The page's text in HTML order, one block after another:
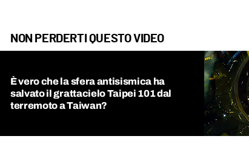
NON PERDERTI QUESTO VIDEO
È vero che la sfera antisismica ha
salvato il grattacielo Taipei 101 dal
terremoto a Taiwan?